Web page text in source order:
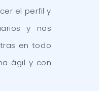
el perfil y
y nos
en todo
ágil y con